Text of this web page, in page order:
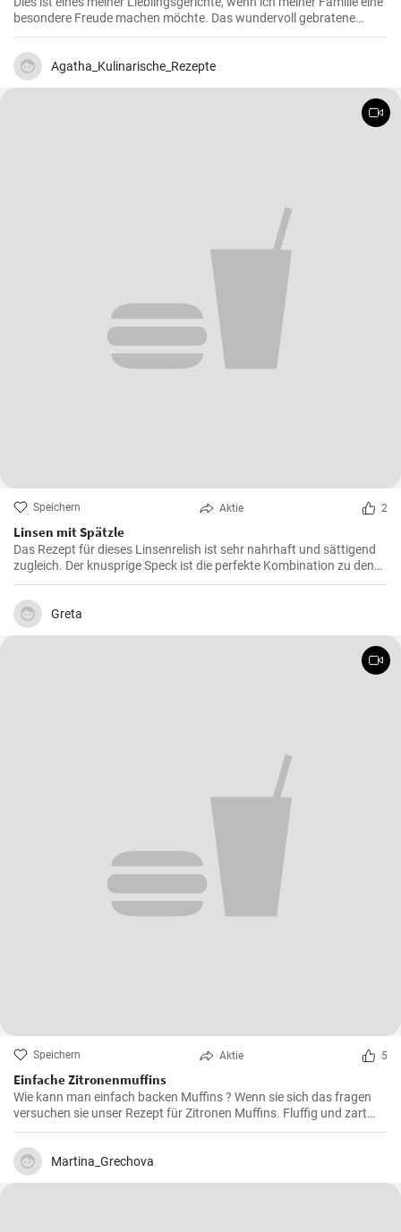
besondere Freude machen möchte. Das wundervoll gebratene
Hähnchen, mariniert in cremigem Eierteig und überzogen mit einer
zitronigen Sauce, ist immer wieder beeindruckend. Glauben Sie mir,
wenn Sie dieses schmackhafte Chicken Francaise einmal probiert
haben, werden Sie es in Ihre Liste der Lieblingsrezepte aufnehmen.
Agatha_Kulinarische_Rezepte
Speichern Aktie 2
Linsen mit Spätzle
Das Rezept für dieses Linsenrelish ist sehr nahrhaft und sättigend
zugleich. Der knusprige Speck ist die perfekte Kombination zu den
Linsen, dem Gemüse und den Spätzle.
Greta
Speichern Aktie 5
Einfache Zitronenmuffins
Wie kann man einfach backen Muffins ? Wenn sie sich das fragen
versuchen sie unser Rezept für Zitronen Muffins. Fluffig und zart
voller Zitronenaroma zergehen sie auf der Zunge - Ihre Kinder und
Gäste werden sie lieben .
Martina_Grechova